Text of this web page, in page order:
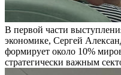
В первой части
экономике, Сергей
формирует около 10%
стратегически важным